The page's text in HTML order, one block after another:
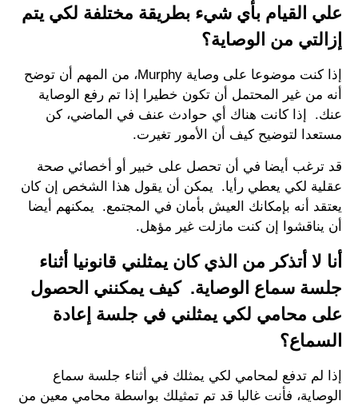
علي القيام بأي شيء بطريقة مختلفة لكي يتم
إزالتي من الوصاية؟
إذا كنت موضوعا على وصاية Murphy، من المهم أن توضح
أنه من غير المحتمل أن تكون خطيرا إذا تم رفع الوصاية
عنك. إذا كانت هناك أي حوادث عنف في الماضي، كن
مستعدا لتوضيح كيف أن الأمور تغيرت.
قد ترغب أيضا في أن تحصل على خبير أو أخصائي صحة
عقلية لكي يعطي رأيا. يمكن أن يقول هذا الشخص إن كان
يعتقد أنه بإمكانك العيش بأمان في المجتمع. يمكنهم أيضا
أن يناقشوا إن كنت مازلت غير مؤهل.
أنا لا أتذكر من الذي كان يمثلني قانونيا أثناء
جلسة سماع الوصاية. كيف يمكنني الحصول
على محامي لكي يمثلني في جلسة إعادة
السماع؟
إذا لم تدفع لمحامي لكي يمثلك في أثناء جلسة سماع
الوصاية، فأنت غالبا قد تم تمثيلك بواسطة محامي معين من